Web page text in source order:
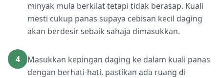
minyak mula berkilat tetapi tidak berasap. Kuali
mesti cukup panas supaya cebisan kecil daging
akan berdesir sebaik sahaja dimasukkan.
4
Masukkan kepingan daging ke dalam kuali panas
dengan berhati-hati, pastikan ada ruang di